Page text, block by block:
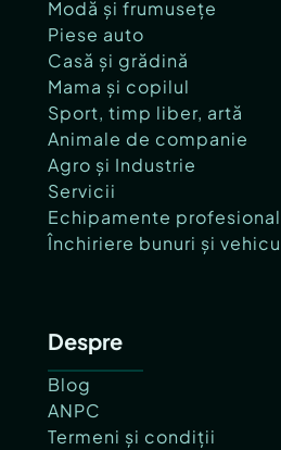
Modă și frumusețe
Piese auto
Casă și grădină
Mama și copilul
Sport, timp liber, artă
Animale de companie
Agro și Industrie
Servicii
Echipamente
Închiriere bunuri și
Despre
Blog
ANPC
Termeni și condiții